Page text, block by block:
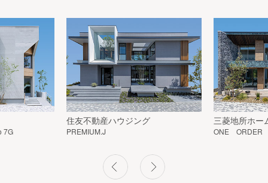
7G
住友不動産ハウジング
PREMIUM.J
三菱地所ホー
ONE ORDER